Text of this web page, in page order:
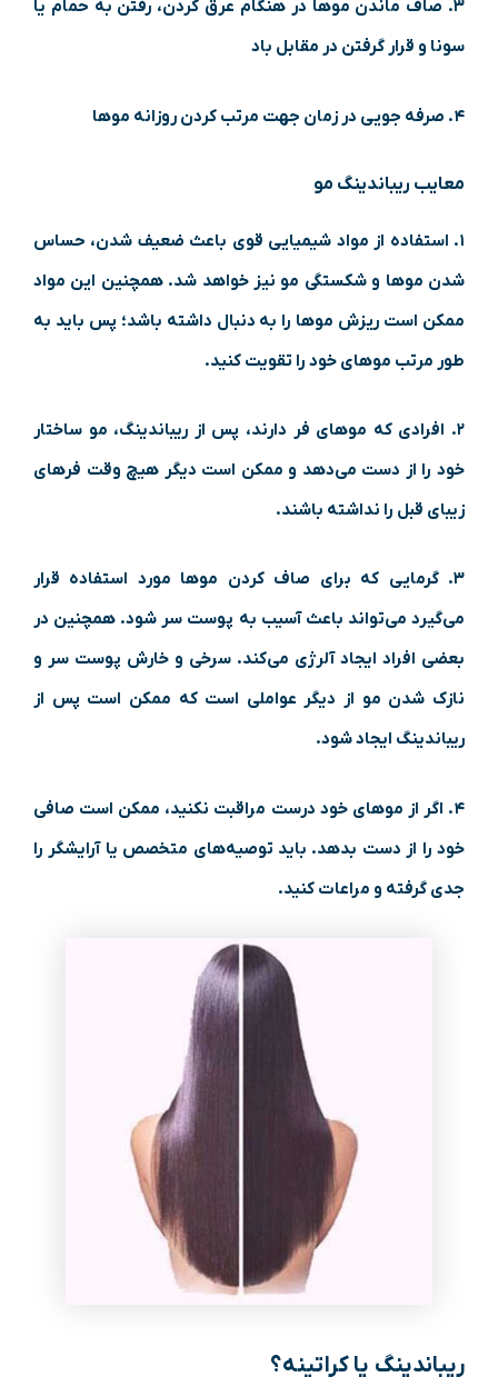
۳. صاف ماندن مو‌ها در هنگام عرق کردن، رفتن به حمام یا
سونا و قرار گرفتن در مقابل باد
۴. صرفه جویی در زمان جهت مرتب کردن روزانه مو‌ها
معایب ریباندینگ مو
۱. استفاده از مواد شیمیایی قوی باعث ضعیف شدن، حساس
شدن مو‌ها و شکستگی مو نیز خواهد شد. همچنین این مواد
ممکن است ریزش مو‌ها را به دنبال داشته باشد؛ پس باید به
طور مرتب مو‌های خود را تقویت کنید.
۲. افرادی که مو‌های فر دارند، پس از ریباندینگ، مو ساختار
خود را از دست می‌دهد و ممکن است دیگر هیچ وقت فر‌های
زیبای قبل را نداشته باشند.
۳. گرمایی که برای صاف کردن مو‌ها مورد استفاده قرار
می‌گیرد می‌تواند باعث آسیب به پوست سر شود. همچنین در
بعضی افراد ایجاد آلرژی می‌کند. سرخی و خارش پوست سر و
نازک شدن مو از دیگر عواملی است که ممکن است پس از
ریباندینگ ایجاد شود.
۴. اگر از مو‌های خود درست مراقبت نکنید، ممکن است صافی
خود را از دست بدهد. باید توصیه‌های متخصص یا آرایشگر را
جدی گرفته و مراعات کنید.
ریباندینگ یا کراتینه؟